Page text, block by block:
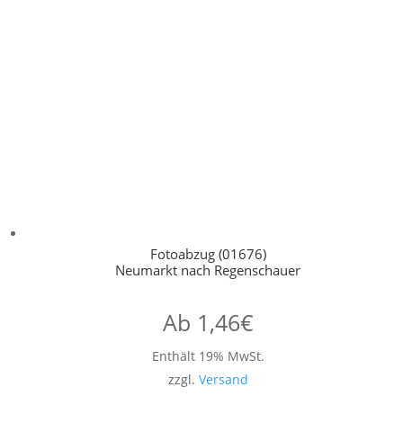
Fotoabzug (01676)
Neumarkt nach Regenschauer
Ab 1,46€
Enthält 19% MwSt.
zzgl. Versand